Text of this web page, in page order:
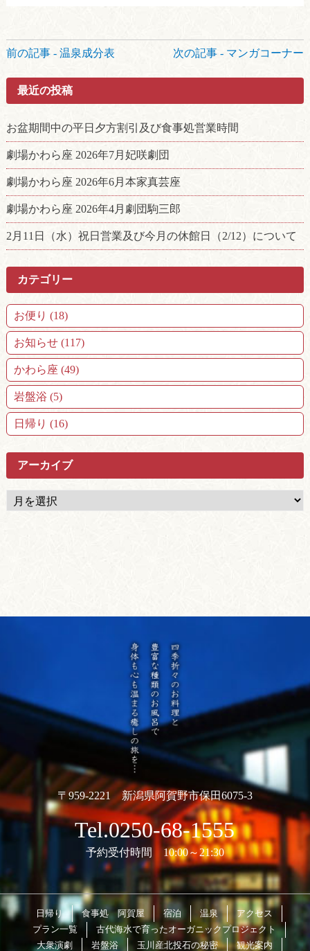
前
後
の
事
へ
の
リ
ン
ク
前の記事 - 温泉成分表 次の記事 - マンガコーナー
最近の投稿
お盆期間中の平日夕方割引及び食事処営業時間
劇場かわら座 2026年7月妃咲劇団
劇場かわら座 2026年6月本家真芸座
劇場かわら座 2026年4月劇団駒三郎
2月11日（水）祝日営業及び今月の休館日（2/12）について
カテゴリー
お便り (18)
お知らせ (117)
かわら座 (49)
岩盤浴 (5)
日帰り (16)
アーカイブ
ア
ー
〒959-2221 新潟県阿賀野市保田6075-3
Tel.0250-68-1555
予約受付時間 10:00～21:30
日帰り 食事処 阿賀屋 宿泊 温泉
アクセス
プラン一覧
古代海水で育ったオーガニックプロジェクト
大衆演劇
岩盤浴 玉川産北投石の秘密 観光案内